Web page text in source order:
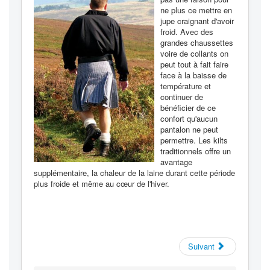
ne plus ce mettre en
jupe craignant d'avoir
froid. Avec des
grandes chaussettes
voire de collants on
peut tout à fait faire
face à la baisse de
température et
continuer de
bénéficier de ce
confort qu'aucun
pantalon ne peut
permettre. Les kilts
traditionnels offre un
avantage
supplémentaire, la chaleur de la laine durant cette période
plus froide et même au cœur de l'hiver.
Suivant